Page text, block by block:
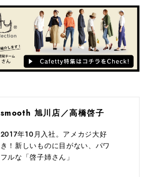
smooth 旭川店／高橋啓子
2017年10月入社。アメカジ大好
き！新しいものに目がない、パワ
フルな「啓子姉さん」